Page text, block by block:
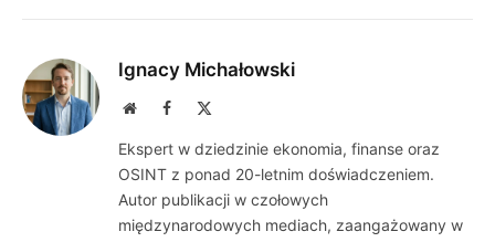
Ignacy Michałowski
WebsiteFacebook
Ekspert w dziedzinie ekonomia, finanse oraz
OSINT z ponad 20-letnim doświadczeniem.
Autor publikacji w czołowych
międzynarodowych mediach, zaangażowany w